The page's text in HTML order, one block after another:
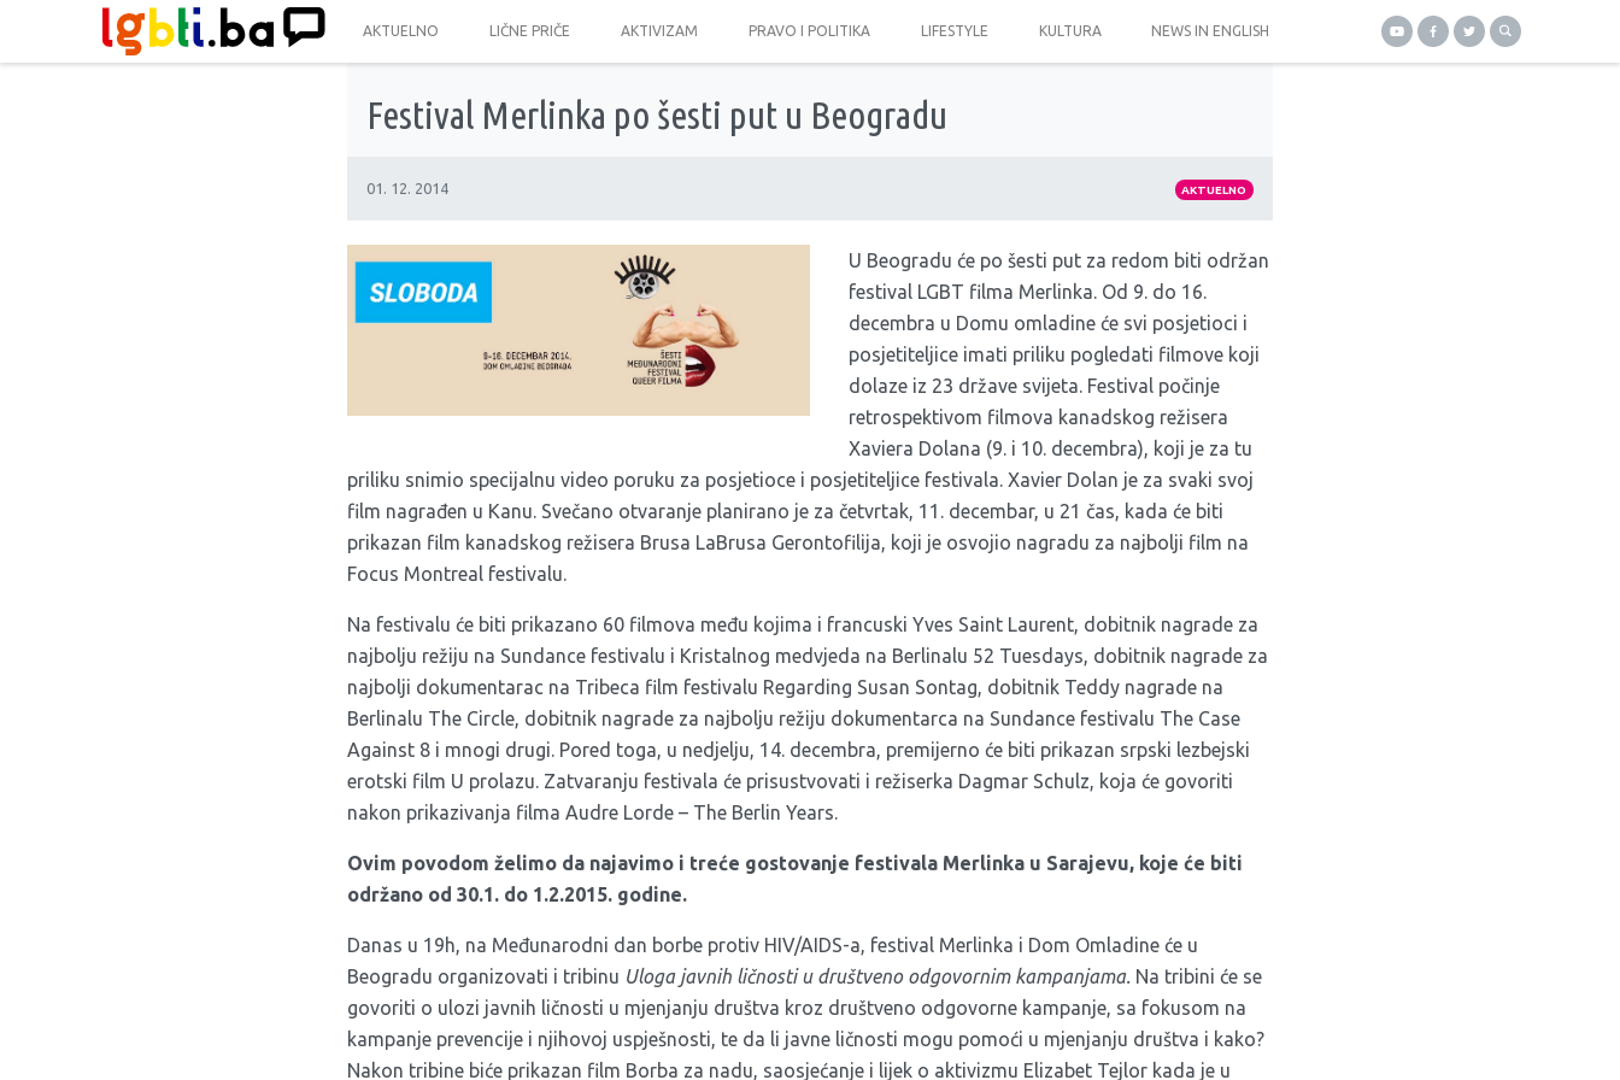
AKTUELNO LIČNE PRIČE AKTIVIZAM PRAVO I POLITIKA LIFESTYLE KULTURA NEWS IN ENGLISH
Festival Merlinka po šesti put u Beogradu
01. 12. 2014 AKTUELNO
U Beogradu će po šesti put za redom biti održan
festival LGBT filma Merlinka. Od 9. do 16.
decembra u Domu omladine će svi posjetioci i
posjetiteljice imati priliku pogledati filmove koji
dolaze iz 23 države svijeta. Festival počinje
retrospektivom filmova kanadskog režisera
Xaviera Dolana (9. i 10. decembra), koji je za tu
priliku snimio specijalnu video poruku za posjetioce i posjetiteljice festivala. Xavier Dolan je za svaki svoj
film nagrađen u Kanu. Svečano otvaranje planirano je za četvrtak, 11. decembar, u 21 čas, kada će biti
prikazan film kanadskog režisera Brusa LaBrusa Gerontofilija, koji je osvojio nagradu za najbolji film na
Focus Montreal festivalu.
Na festivalu će biti prikazano 60 filmova među kojima i francuski Yves Saint Laurent, dobitnik nagrade za
najbolju režiju na Sundance festivalu i Kristalnog medvjeda na Berlinalu 52 Tuesdays, dobitnik nagrade za
najbolji dokumentarac na Tribeca film festivalu Regarding Susan Sontag, dobitnik Teddy nagrade na
Berlinalu The Circle, dobitnik nagrade za najbolju režiju dokumentarca na Sundance festivalu The Case
Against 8 i mnogi drugi. Pored toga, u nedjelju, 14. decembra, premijerno će biti prikazan srpski lezbejski
erotski film U prolazu. Zatvaranju festivala će prisustvovati i režiserka Dagmar Schulz, koja će govoriti
nakon prikazivanja filma Audre Lorde – The Berlin Years.
Ovim povodom želimo da najavimo i treće gostovanje festivala Merlinka u Sarajevu, koje će biti
održano od 30.1. do 1.2.2015. godine.
Danas u 19h, na Međunarodni dan borbe protiv HIV/AIDS-a, festival Merlinka i Dom Omladine će u
Beogradu organizovati i tribinu Uloga javnih ličnosti u društveno odgovornim kampanjama. Na tribini će se
govoriti o ulozi javnih ličnosti u mjenjanju društva kroz društveno odgovorne kampanje, sa fokusom na
kampanje prevencije i njihovoj uspješnosti, te da li javne ličnosti mogu pomoći u mjenjanju društva i kako?
Nakon tribine biće prikazan film Borba za nadu, saosjećanje i lijek o aktivizmu Elizabet Tejlor kada je u